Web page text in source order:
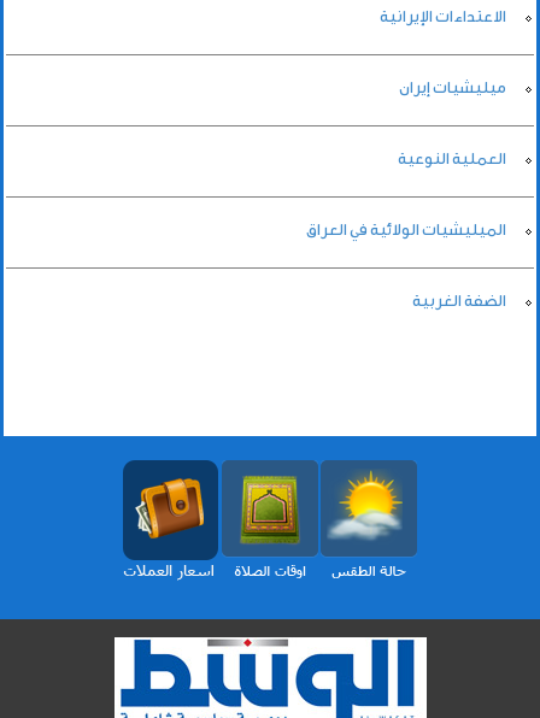
الاعتداءات الإيرانية
ميليشيات إيران
العملية النوعية
الميليشيات الولائية في العراق
الضفة الغربية